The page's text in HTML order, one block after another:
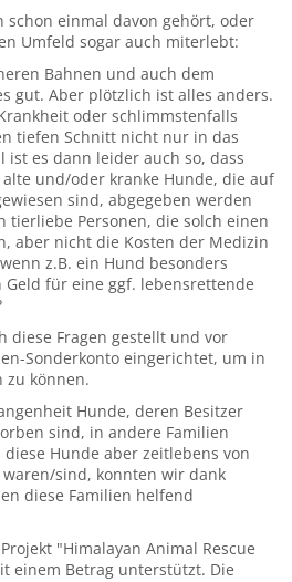
schon einmal davon gehört, oder
Umfeld sogar auch miterlebt:
Bahnen und auch dem
gut. Aber plötzlich ist alles anders.
oder schlimmstenfalls
tiefen Schnitt nicht nur in das
ist es dann leider auch so, dass
und/oder kranke Hunde, die auf
sind, abgegeben werden
tierliebe Personen, die solch einen
aber nicht die Kosten der Medizin
z.B. ein Hund besonders
für eine ggf. lebensrettende
diese Fragen gestellt und vor
Sonderkonto eingerichtet, um in
zu können.
Hunde, deren Besitzer
sind, in andere Familien
Hunde aber zeitlebens von
sind, konnten wir dank
diese Familien helfend
"Himalayan Animal Rescue
einem Betrag unterstützt. Die